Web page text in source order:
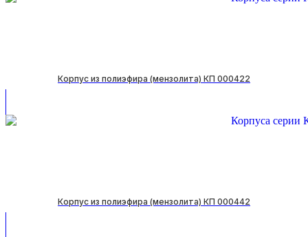
Корпус из полиэфира (мензолита) КП 000422
Корпус из полиэфира (мензолита) КП 000442